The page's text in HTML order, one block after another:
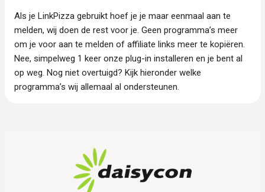
Als je LinkPizza gebruikt hoef je je maar eenmaal aan te
melden, wij doen de rest voor je. Geen programma’s meer
om je voor aan te melden of affiliate links meer te kopiëren.
Nee, simpelweg 1 keer onze plug-in installeren en je bent al
op weg. Nog niet overtuigd? Kijk hieronder welke
programma’s wij allemaal al ondersteunen.